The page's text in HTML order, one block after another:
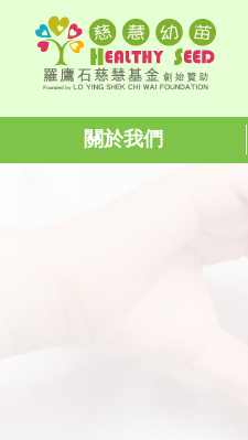
關於我們